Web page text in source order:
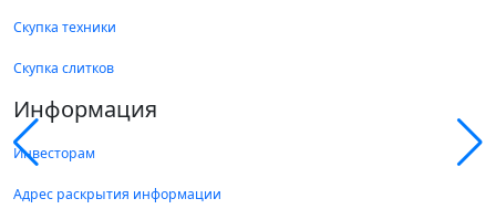
Скупка техники
Скупка слитков
Информация
Инвесторам
Адрес раскрытия информации